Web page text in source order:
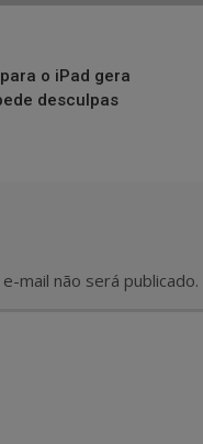
o iPad gera
desculpas
mail não será publicado.